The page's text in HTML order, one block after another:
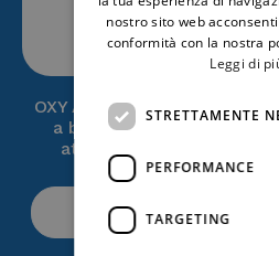
OXY ACTIVE – Additivo
a base di ossigeno
attivo – SUTTER
ACQUISTA
nostro sito web
conformità con la nostra
Leggi di
STRETTAMENTE
PERFORMANCE
TARGETING